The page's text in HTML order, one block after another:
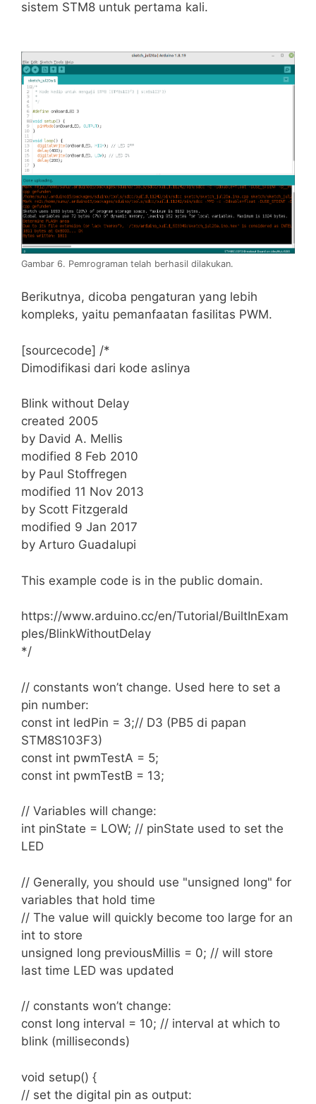
sistem STM8 untuk pertama kali.
Gambar 6. Pemrograman telah berhasil dilakukan.
Berikutnya, dicoba pengaturan yang lebih
kompleks, yaitu pemanfaatan fasilitas PWM.
[sourcecode] /*
Dimodifikasi dari kode aslinya
Blink without Delay
created 2005
by David A. Mellis
modified 8 Feb 2010
by Paul Stoffregen
modified 11 Nov 2013
by Scott Fitzgerald
modified 9 Jan 2017
by Arturo Guadalupi
This example code is in the public domain.
https://www.arduino.cc/en/Tutorial/BuiltInExam
ples/BlinkWithoutDelay
*/
// constants won’t change. Used here to set a
pin number:
const int ledPin = 3;// D3 (PB5 di papan
STM8S103F3)
const int pwmTestA = 5;
const int pwmTestB = 13;
// Variables will change:
int pinState = LOW; // pinState used to set the
LED
// Generally, you should use "unsigned long" for
variables that hold time
// The value will quickly become too large for an
int to store
unsigned long previousMillis = 0; // will store
last time LED was updated
// constants won’t change:
const long interval = 10; // interval at which to
blink (milliseconds)
void setup() {
// set the digital pin as output: